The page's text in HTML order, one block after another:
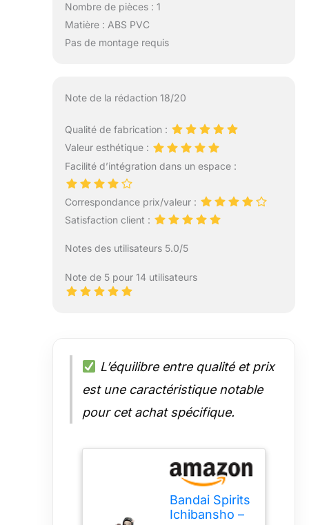
Nombre de pièces : 1
Matière : ABS PVC
Pas de montage requis
Note de la rédaction 18/20
Qualité de fabrication :
Valeur esthétique :
Facilité d’intégration dans un espace :
Correspondance prix/valeur :
Satisfaction client :
Notes des utilisateurs 5.0/5
Note de 5 pour 14 utilisateurs
L’équilibre entre qualité et prix
est une caractéristique notable
pour cet achat spécifique.
Bandai Spirits
Ichibansho –